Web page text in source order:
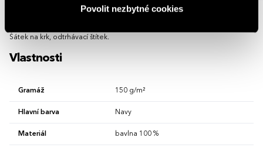
Povolit nezbytné cookies
Univerzální
Šátek na krk, odtrhávací štítek.
Vlastnosti
Gramáž 150 g/m²
Hlavní barva Navy
Materiál bavlna 100 %